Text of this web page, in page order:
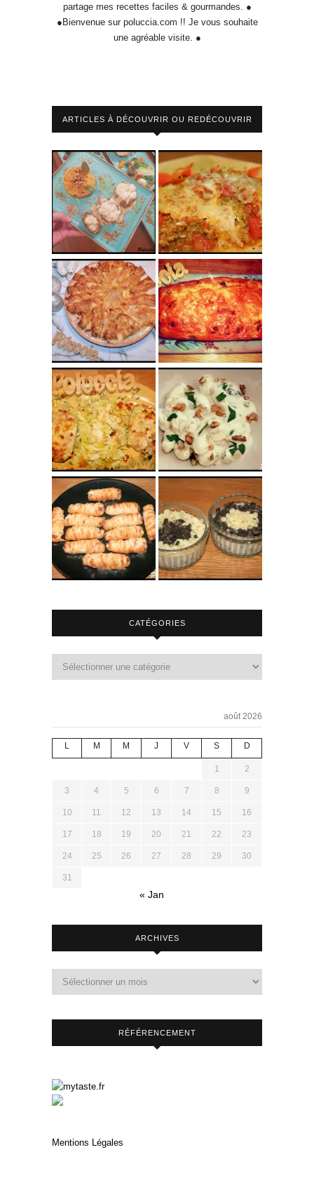
partage mes recettes faciles & gourmandes. ●
●Bienvenue sur poluccia.com !! Je vous souhaite
une agréable visite. ●
ARTICLES À DÉCOUVRIR OU REDÉCOUVRIR
CATÉGORIES
août 2026
L M M J V S D
1 2
3 4 5 6 7 8 9
10 11 12 13 14 15 16
17 18 19 20 21 22 23
24 25 26 27 28 29 30
31
« Jan
ARCHIVES
RÉFÉRENCEMENT
Mentions Légales